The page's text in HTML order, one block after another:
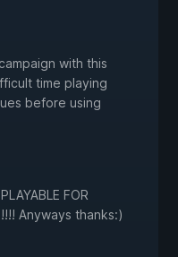
with this
time playing
before using
FOR
Anyways thanks:)